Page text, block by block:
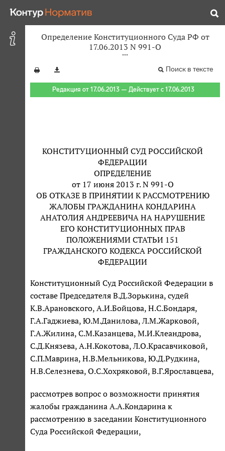
Определение Конституционного Суда РФ от
17.06.2013 N 991-О
Поиск в тексте
Редакция от 17.06.2013 — Действует с 17.06.2013
КОНСТИТУЦИОННЫЙ СУД РОССИЙСКОЙ
ФЕДЕРАЦИИ
ОПРЕДЕЛЕНИЕ
от 17 июня 2013 г. N 991-О
ОБ ОТКАЗЕ В ПРИНЯТИИ К РАССМОТРЕНИЮ
ЖАЛОБЫ ГРАЖДАНИНА КОНДАРИНА
АНАТОЛИЯ АНДРЕЕВИЧА НА НАРУШЕНИЕ
ЕГО КОНСТИТУЦИОННЫХ ПРАВ
ПОЛОЖЕНИЯМИ СТАТЬИ 151
ГРАЖДАНСКОГО КОДЕКСА РОССИЙСКОЙ
ФЕДЕРАЦИИ
Конституционный Суд Российской Федерации в
составе Председателя В.Д.Зорькина, судей
К.В.Арановского, А.И.Бойцова, Н.С.Бондаря,
Г.А.Гаджиева, Ю.М.Данилова, Л.М.Жарковой,
Г.А.Жилина, С.М.Казанцева, М.И.Клеандрова,
С.Д.Князева, А.Н.Кокотова, Л.О.Красавчиковой,
С.П.Маврина, Н.В.Мельникова, Ю.Д.Рудкина,
Н.В.Селезнева, О.С.Хохряковой, В.Г.Ярославцева,
рассмотрев вопрос о возможности принятия
жалобы гражданина А.А.Кондарина к
рассмотрению в заседании Конституционного
Суда Российской Федерации,